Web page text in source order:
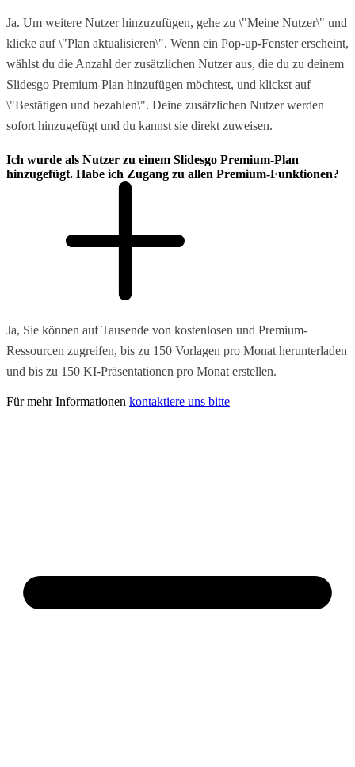
Ja. Um weitere Nutzer hinzuzufügen, gehe zu \"Meine Nutzer\" und
klicke auf \"Plan aktualisieren\". Wenn ein Pop-up-Fenster erscheint,
wählst du die Anzahl der zusätzlichen Nutzer aus, die du zu deinem
Slidesgo Premium-Plan hinzufügen möchtest, und klickst auf
\"Bestätigen und bezahlen\". Deine zusätzlichen Nutzer werden
sofort hinzugefügt und du kannst sie direkt zuweisen.
Ich wurde als Nutzer zu einem Slidesgo Premium-Plan
hinzugefügt. Habe ich Zugang zu allen Premium-Funktionen?
Ja, Sie können auf Tausende von kostenlosen und Premium-
Ressourcen zugreifen, bis zu 150 Vorlagen pro Monat herunterladen
und bis zu 150 KI-Präsentationen pro Monat erstellen.
Für mehr Informationen kontaktiere uns bitte